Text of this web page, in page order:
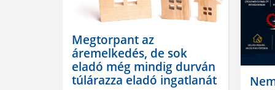
mindig durván
eladó ingatlanát
Nem spórolunk az